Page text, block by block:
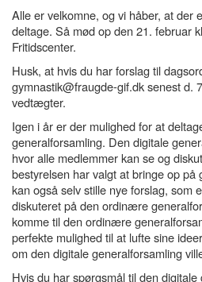
Alle er velkomne, og vi håber, at der
deltage. Så mød op den 21. februar
Fritidscenter.
Husk, at hvis du har forslag til
gymnastik@fraugde-gif.dk senest d.
vedtægter.
Igen i år er der mulighed for at
generalforsamling. Den digitale
hvor alle medlemmer kan se og
bestyrelsen har valgt at bringe op på
kan også selv stille nye forslag, som
diskuteret på den ordinære
komme til den ordinære
perfekte mulighed til at lufte sine
om den digitale generalforsamling
Hvis du har spørgsmål til den